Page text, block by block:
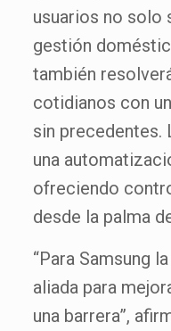
usuarios no solo
gestión
también
cotidianos con
sin precedentes.
una
ofreciendo
desde la palma
“Para Samsung
aliada para
una barrera”,